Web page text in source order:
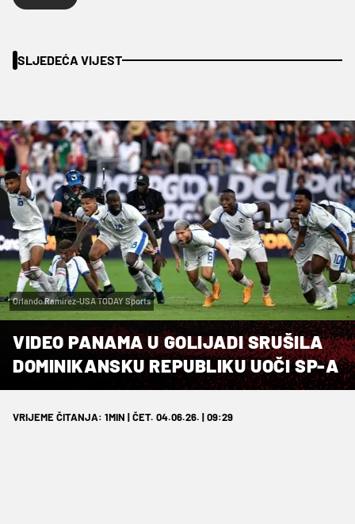
SLJEDEĆA VIJEST
Orlando Ramirez-USA TODAY Sports
VIDEO PANAMA U GOLIJADI SRUŠILA
DOMINIKANSKU REPUBLIKU UOČI SP-A
VRIJEME ČITANJA: 1MIN | ČET. 04.06.26. | 09:29